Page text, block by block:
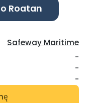
Roatan
Safeway Maritime
-
-
-